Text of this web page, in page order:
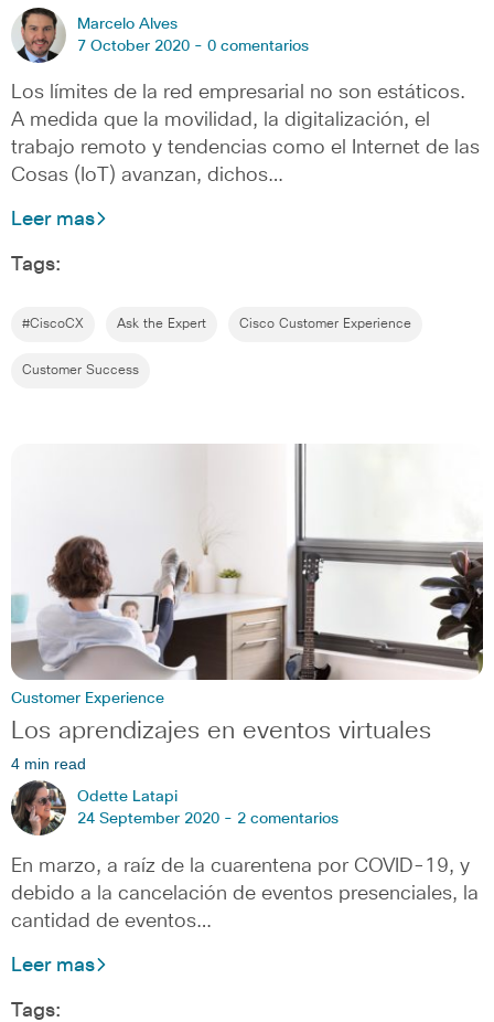
Marcelo Alves
7 October 2020 - 0 comentarios
Los límites de la red empresarial no son estáticos.
A medida que la movilidad, la digitalización, el
trabajo remoto y tendencias como el Internet de las
Cosas (IoT) avanzan, dichos…
Leer mas
Tags:
#CiscoCX Ask the Expert Cisco Customer Experience
Customer Success
Customer Experience
Los aprendizajes en eventos virtuales
4 min read
Odette Latapi
24 September 2020 - 2 comentarios
En marzo, a raíz de la cuarentena por COVID-19, y
debido a la cancelación de eventos presenciales, la
cantidad de eventos…
Leer mas
Tags: